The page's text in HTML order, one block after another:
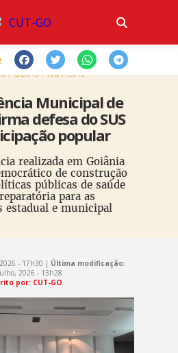
GOIÁS NOTÍCIAS
Municipal de
defesa do SUS
popular
realizada em Goiânia
de construção
públicas de saúde
para as
estadual e municipal
- 17h30 | Última modificação:
2026 - 13h28
por: CUT-GO